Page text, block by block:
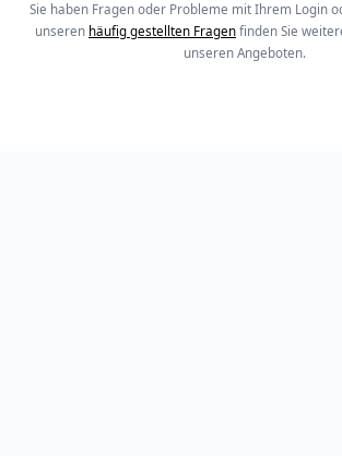
Sie haben Fragen oder Probleme mit Ihrem Login
unseren häufig gestellten Fragen finden Sie
unseren Angeboten.